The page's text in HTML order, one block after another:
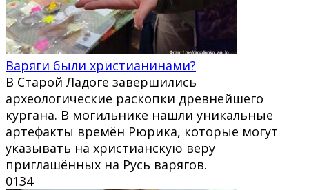
Варяги были христианинами?
В Старой Ладоге завершились
археологические раскопки древнейшего
кургана. В могильнике нашли уникальные
артефакты времён Рюрика, которые могут
указывать на христианскую веру
приглашённых на Русь варягов.
0134